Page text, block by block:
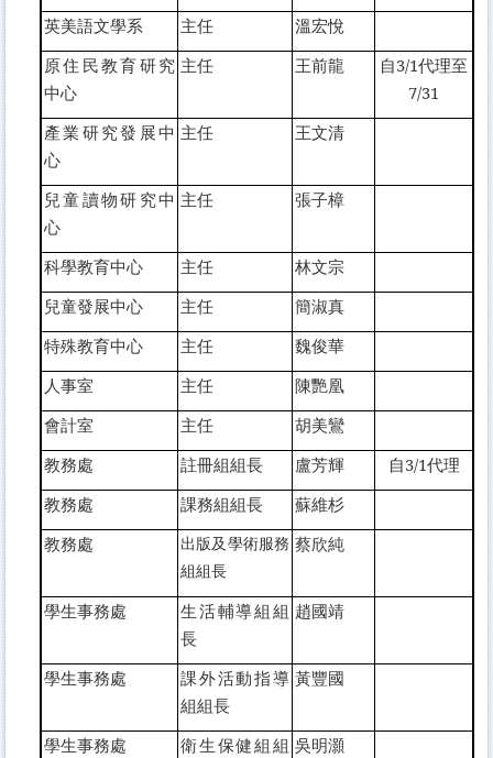
英美語文學系
主任
溫宏悅
原住民教育研究
中心
主任 王前龍
自3/1代理至
7/31
產業研究發展中
心
主任 王文清
兒童讀物研究中
心
主任 張子樟
科學教育中心 主任
林文宗
兒童發展中心
主任
簡淑真
特殊教育中心
主任
魏俊華
人事室
主任
陳艷凰
會計室
主任
胡美鸞
教務處
註冊組組長 盧芳輝
自3/1代理
教務處
課務組組長
蘇維杉
教務處
出版及學術服務
組組長
蔡欣純
學生事務處
生活輔導組組
長
趙國靖
學生事務處
課外活動指導
組組長
黃豐國
學生事務處
衛生保健組組 吳明灝